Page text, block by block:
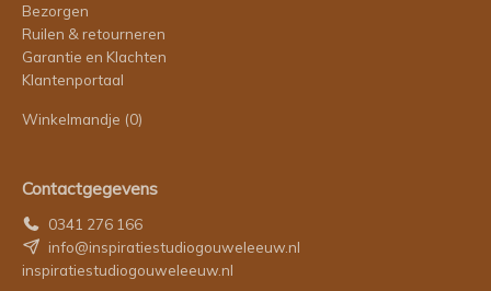
Bezorgen
Ruilen & retourneren
Garantie en Klachten
Klantenportaal
Winkelmandje (0)
Contactgegevens
0341 276 166
info@inspiratiestudiogouweleeuw.nl
inspiratiestudiogouweleeuw.nl